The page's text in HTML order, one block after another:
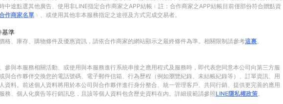
中途點選其他廣告、使用非LINE指定合作商家之APP結帳﹙註：合作商家之APP結帳目前僅部份符合贈點資
作商家名單 ﹚、或使用其他非本服務指定之途徑及方式完成交易者。
基準
格、庫存、購物條件及優惠資訊，請依合作商家的網站顯示之最終條件為準。相關限制請參考這裏。
參與本服務相關活動、或使用與本服務進行系統串接之應用程式及服務時，即代表您同意本公司向第三方服
與合作夥伴交換您的電話號碼、電子郵件信箱、行為歷程（例如瀏覽紀錄、未結帳紀錄等）、訂單資訊、用
資料。前述個人資料將用於本公司與合作夥伴進行身分整合、統一管理客戶、共同行銷、提供更完善的應用
務、個人化廣告等行銷訊息，且該等個人資料包含歷史資料在內。詳細規範請參照LINE隱私權政策。